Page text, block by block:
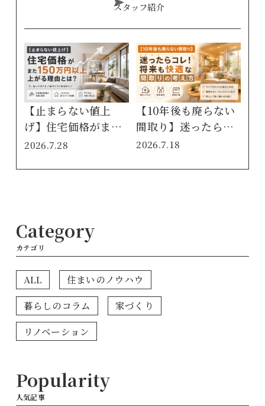
スタッフ紹介
【止まらない値上
げ】住宅価格がまた
150万円以上アッ
の建材・設備値上げ
2026.7.28
【10年後も廃らない
間取り】迷ったらコ
レ！将来もずっと快
徹底解説
2026.7.18
Category
カテゴリ
ALL
住まいのノウハウ
暮らしのコラム
家づくり
リノベーション
Popularity
人気記事